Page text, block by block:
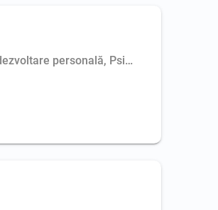
personală, Psihoterapie de